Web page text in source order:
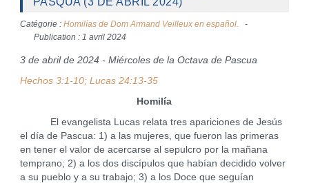
Catégorie : Homilías de Dom Armand Veilleux en español.
Publication : 1 avril 2024
3 de abril de 2024 - Miércoles de la Octava de Pascua
Hechos 3:1-10; Lucas 24:13-35
Homilía
El evangelista Lucas relata tres apariciones de Jesús
el día de Pascua: 1) a las mujeres, que fueron las primeras
en tener el valor de acercarse al sepulcro por la mañana
temprano; 2) a los dos discípulos que habían decidido volver
a su pueblo y a su trabajo; 3) a los Doce que seguían